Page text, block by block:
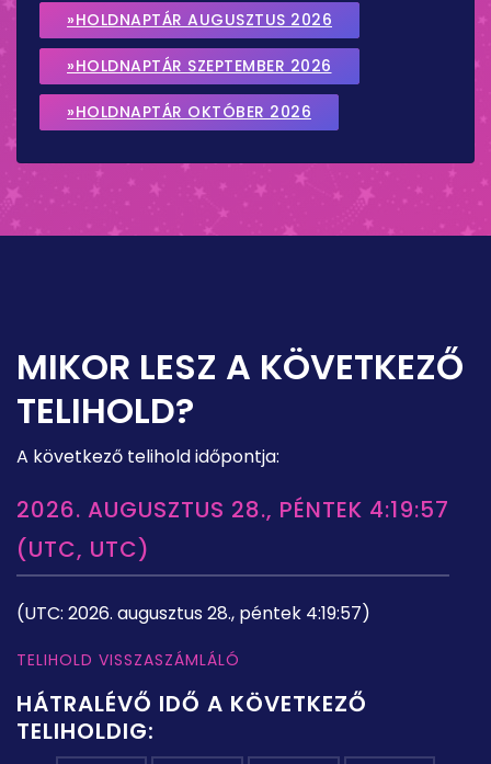
»HOLDNAPTÁR AUGUSZTUS 2026
»HOLDNAPTÁR SZEPTEMBER 2026
»HOLDNAPTÁR OKTÓBER 2026
MIKOR LESZ A KÖVETKEZŐ
TELIHOLD?
A következő telihold időpontja:
2026. AUGUSZTUS 28., PÉNTEK 4:19:57
(UTC, UTC)
(UTC: 2026. augusztus 28., péntek 4:19:57)
TELIHOLD VISSZASZÁMLÁLÓ
HÁTRALÉVŐ IDŐ A KÖVETKEZŐ
TELIHOLDIG: